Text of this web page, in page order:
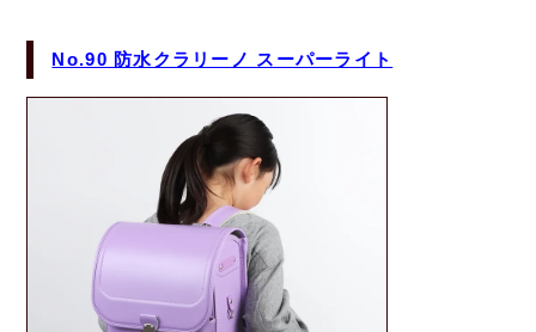
No.90 防水クラリーノ スーパーライト